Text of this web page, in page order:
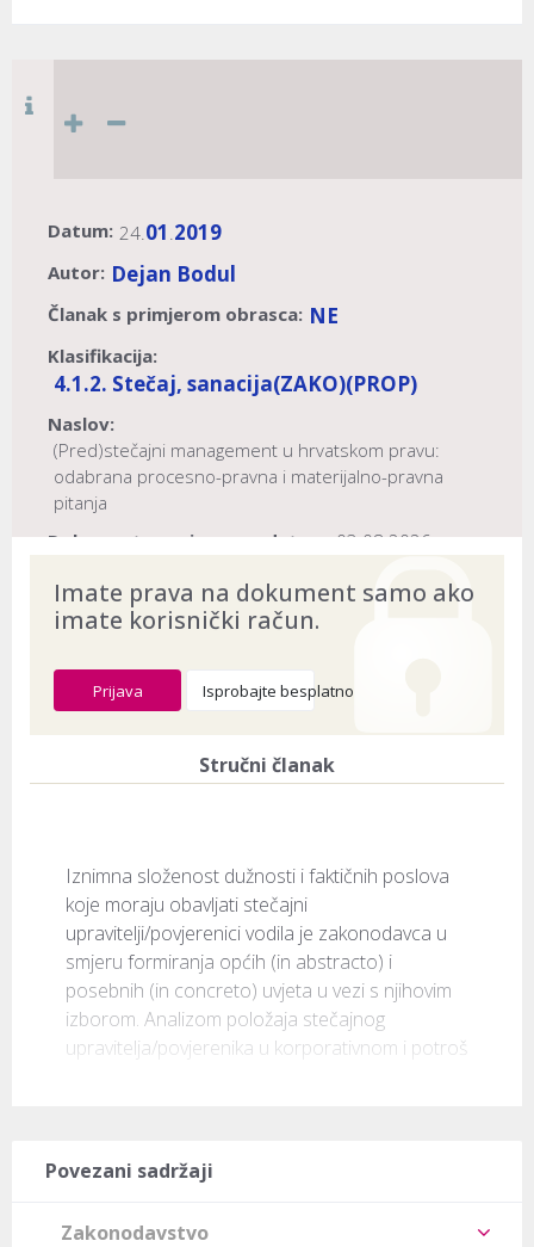
Datum: 24.01 .2019
Autor: Dejan Bodul
Članak s primjerom obrasca: NE
Klasifikacija:
4.1.2. Stečaj, sanacija(ZAKO)(PROP)
Naslov:
(Pred)stečajni management u hrvatskom pravu:
odabrana procesno-pravna i materijalno-pravna
pitanja
Dokument provjeren na datum:
03.08.2026
Imate prava na dokument samo ako
imate korisnički račun.
Prijava Isprobajte besplatno
Stručni članak
Iznimna složenost dužnosti i faktičnih poslova
koje moraju obavljati stečajni
upravitelji/povjerenici vodila je zakonodavca u
smjeru formiranja općih (in abstracto) i
posebnih (in concreto) uvjeta u vezi s njihovim
izborom. Analizom položaja stečajnog
upravitelja/povjerenika u korporativnom i potroš
Povezani sadržaji
Zakonodavstvo